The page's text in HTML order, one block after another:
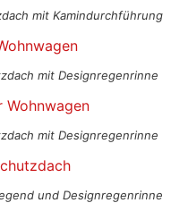
mit Kamindurchführung
mit Designregenrinne
mit Designregenrinne
und Designregenrinne